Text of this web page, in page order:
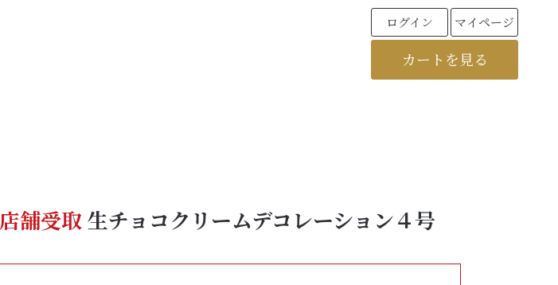
ログイン マイページ
カートを見る
店舗受取生チョコクリームデコレーション４号